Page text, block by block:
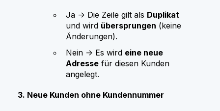
Ja → Die Zeile gilt als Duplikat
und wird übersprungen (keine
Änderungen).
Nein → Es wird eine neue
Adresse für diesen Kunden
angelegt.
3. Neue Kunden ohne Kundennummer